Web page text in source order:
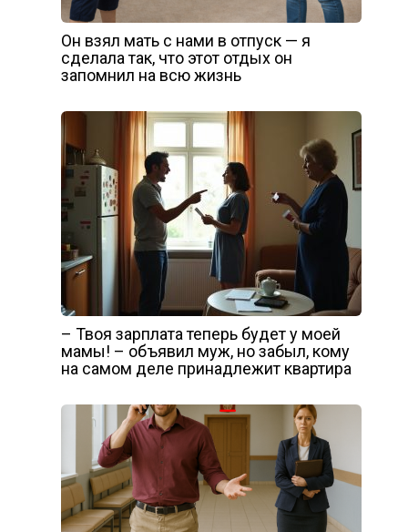
Он взял мать с нами в отпуск — я
сделала так, что этот отдых он
запомнил на всю жизнь
– Твоя зарплата теперь будет у моей
мамы! – объявил муж, но забыл, кому
на самом деле принадлежит квартира